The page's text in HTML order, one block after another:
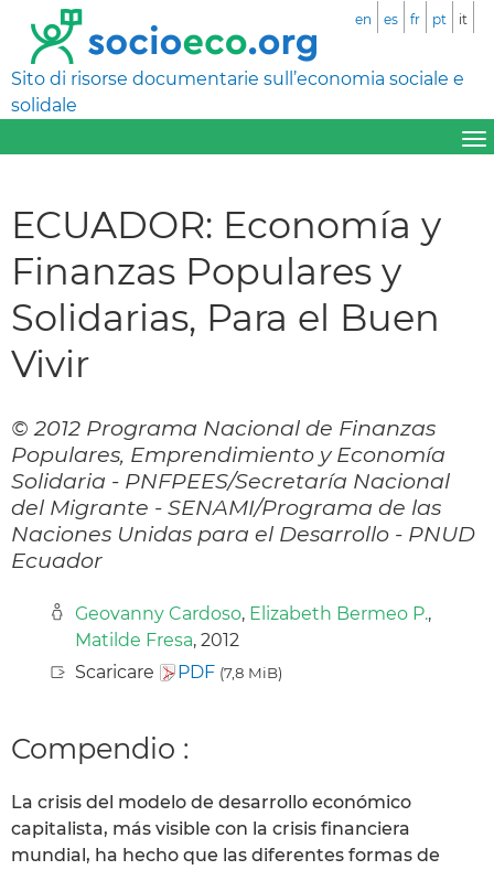
Sito di risorse documentarie sull’economia sociale e
solidale
en es fr pt it
ECUADOR: Economía y
Finanzas Populares y
Solidarias, Para el Buen
Vivir
© 2012 Programa Nacional de Finanzas
Populares, Emprendimiento y Economía
Solidaria - PNFPEES/Secretaría Nacional
del Migrante - SENAMI/Programa de las
Naciones Unidas para el Desarrollo - PNUD
Ecuador
Geovanny Cardoso, Elizabeth Bermeo P.,
Matilde Fresa, 2012
Scaricare
PDF (7,8 MiB)
Compendio :
La crisis del modelo de desarrollo económico
capitalista, más visible con la crisis financiera
mundial, ha hecho que las diferentes formas de